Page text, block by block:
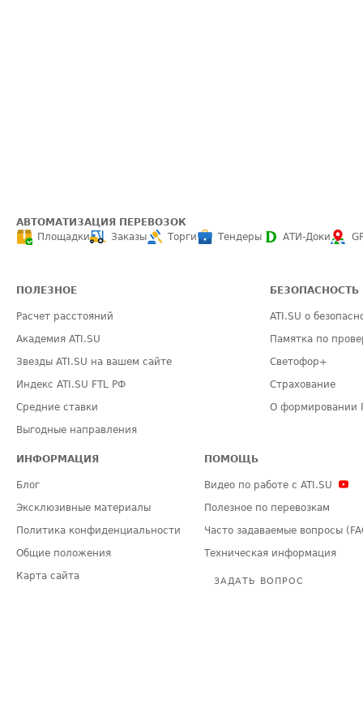
АВТОМАТИЗАЦИЯ ПЕРЕВОЗОК
Площадки
Заказы Торги Тендеры АТИ-Доки
ПОЛЕЗНОЕ
Расчет расстояний
Академия ATI.SU
Звезды ATI.SU на вашем сайте
Индекс ATI.SU FTL РФ
Средние ставки
Выгодные направления
БЕЗОПАСНОСТЬ
ATI.SU о
Памятка по
Светофор+
Страхование
О формировании
ИНФОРМАЦИЯ
Блог
Эксклюзивные материалы
Политика конфиденциальности
Общие положения
Карта сайта
ПОМОЩЬ
Видео по работе с ATI.SU
Полезное по перевозкам
Часто задаваемые вопросы
Техническая информация
ЗАДАТЬ ВОПРОС